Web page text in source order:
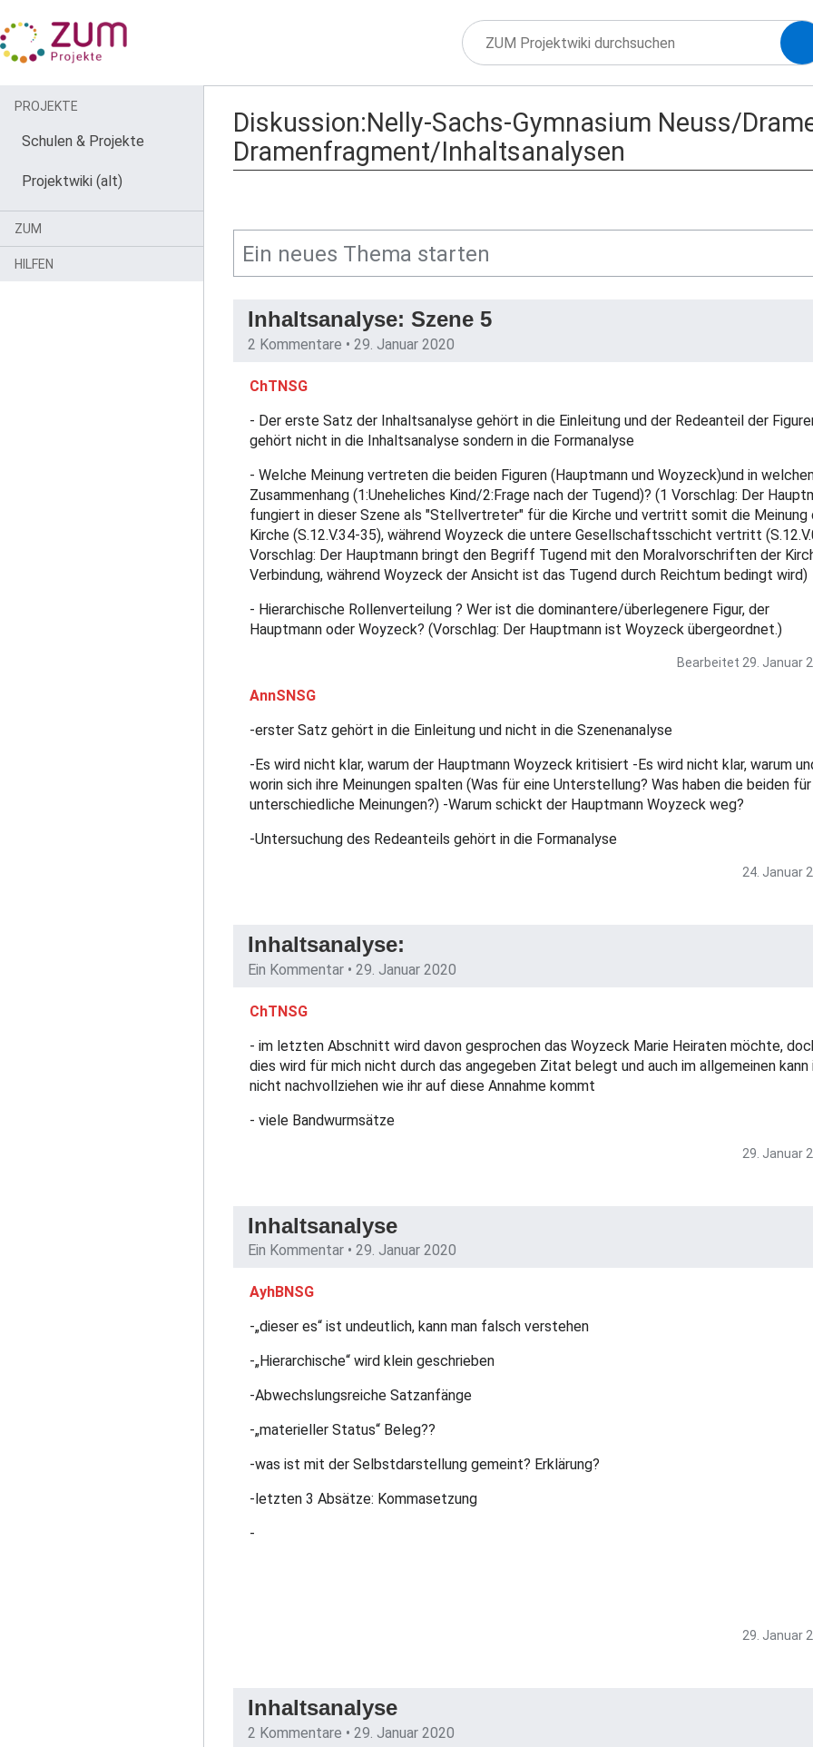
Diskussion:Nelly-Sachs-Gymnasium Neuss/
Dramenfragment/Inhaltsanalysen
Inhaltsanalyse: Szene 5
2 Kommentare • 29. Januar 2020
ChTNSG
- Der erste Satz der Inhaltsanalyse gehört in die Einleitung und der Redeanteil der
gehört nicht in die Inhaltsanalyse sondern in die Formanalyse
- Welche Meinung vertreten die beiden Figuren (Hauptmann und Woyzeck)und in
Zusammenhang (1:Uneheliches Kind/2:Frage nach der Tugend)? (1 Vorschlag: Der
fungiert in dieser Szene als "Stellvertreter" für die Kirche und vertritt somit die Meinung
Kirche (S.12.V.34-35), während Woyzeck die untere Gesellschaftsschicht vertritt
Vorschlag: Der Hauptmann bringt den Begriff Tugend mit den Moralvorschriften der
Verbindung, während Woyzeck der Ansicht ist das Tugend durch Reichtum bedingt wird)
- Hierarchische Rollenverteilung ? Wer ist die dominantere/überlegenere Figur, der
Hauptmann oder Woyzeck? (Vorschlag: Der Hauptmann ist Woyzeck übergeordnet.)
Bearbeitet 29. Januar
AnnSNSG
-erster Satz gehört in die Einleitung und nicht in die Szenenanalyse
-Es wird nicht klar, warum der Hauptmann Woyzeck kritisiert -Es wird nicht klar, warum
worin sich ihre Meinungen spalten (Was für eine Unterstellung? Was haben die beiden für
unterschiedliche Meinungen?) -Warum schickt der Hauptmann Woyzeck weg?
-Untersuchung des Redeanteils gehört in die Formanalyse
24. Januar
Inhaltsanalyse:
Ein Kommentar • 29. Januar 2020
ChTNSG
- im letzten Abschnitt wird davon gesprochen das Woyzeck Marie Heiraten möchte,
dies wird für mich nicht durch das angegeben Zitat belegt und auch im allgemeinen kann
nicht nachvollziehen wie ihr auf diese Annahme kommt
- viele Bandwurmsätze
29. Januar
Inhaltsanalyse
Ein Kommentar • 29. Januar 2020
AyhBNSG
-„dieser es“ ist undeutlich, kann man falsch verstehen
-„Hierarchische“ wird klein geschrieben
-Abwechslungsreiche Satzanfänge
-„materieller Status“ Beleg??
-was ist mit der Selbstdarstellung gemeint? Erklärung?
-letzten 3 Absätze: Kommasetzung
-
29. Januar
Inhaltsanalyse
2 Kommentare • 29. Januar 2020
PROJEKTE
Schulen & Projekte
Projektwiki (alt)
ZUM
HILFEN